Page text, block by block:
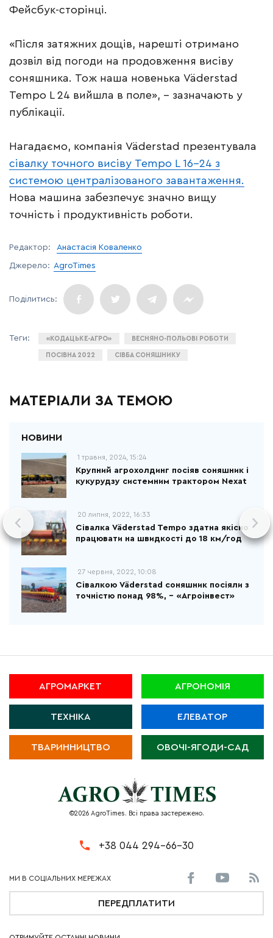
Фейсбук-сторінці.
«Після затяжних дощів, нарешті отримано
дозвіл від погоди на продовження висіву
соняшника. Тож наша новенька Väderstad
Tempo L 24 вийшла в поле», – зазначають у
публікації.
Нагадаємо, компанія Väderstad презентувала
сівалку точного висіву Tempo L 16-24 з
системою централізованого завантаження.
Нова машина забезпечує значно вищу
точність і продуктивність роботи.
Редактор: Анастасія Коваленко
Джерело: AgroTimes
«КОДАЦЬКЕ-АГРО» ВЕСНЯНО-ПОЛЬОВІ РОБОТИ
ПОСІВНА 2022 СІВБА СОНЯШНИКУ
МАТЕРІАЛИ ЗА ТЕМОЮ
1 травня, 2024, 15:24
Крупний агрохолдинг посіяв соняшник і
кукурудзу системним трактором Nexat
20 липня, 2022, 16:33
Сівалка Väderstad Tempo здатна якісно
працювати на швидкості до 18 км/год
27 червня, 2022, 10:08
Сівалкою Väderstad соняшник посіяли з
точністю понад 98%, - «Агроінвест»
АГРОМАРКЕТ АГРОНОМІЯ
ТЕХНІКА ЕЛЕВАТОР
ТВАРИННИЦТВО ОВОЧІ-ЯГОДИ-САД
©2026 AgroTimes. Всі права застережено.
+38 044 294-66-30
ПЕРЕДПЛАТИТИ